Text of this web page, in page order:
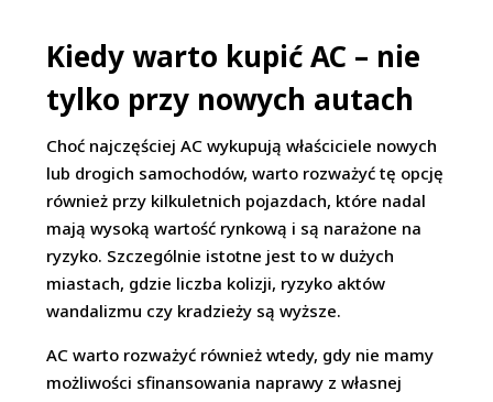
Kiedy warto kupić AC – nie
tylko przy nowych autach
Choć najczęściej AC wykupują właściciele nowych
lub drogich samochodów, warto rozważyć tę opcję
również przy kilkuletnich pojazdach, które nadal
mają wysoką wartość rynkową i są narażone na
ryzyko. Szczególnie istotne jest to w dużych
miastach, gdzie liczba kolizji, ryzyko aktów
wandalizmu czy kradzieży są wyższe.
AC warto rozważyć również wtedy, gdy nie mamy
możliwości sfinansowania naprawy z własnej